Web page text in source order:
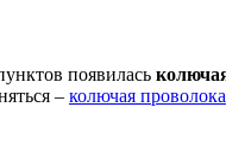
появилась
– колючая проволока